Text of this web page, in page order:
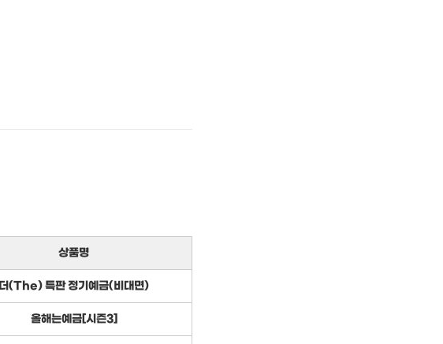
상품명
더(The) 특판 정기예금(비대면)
올해는예금[시즌3]